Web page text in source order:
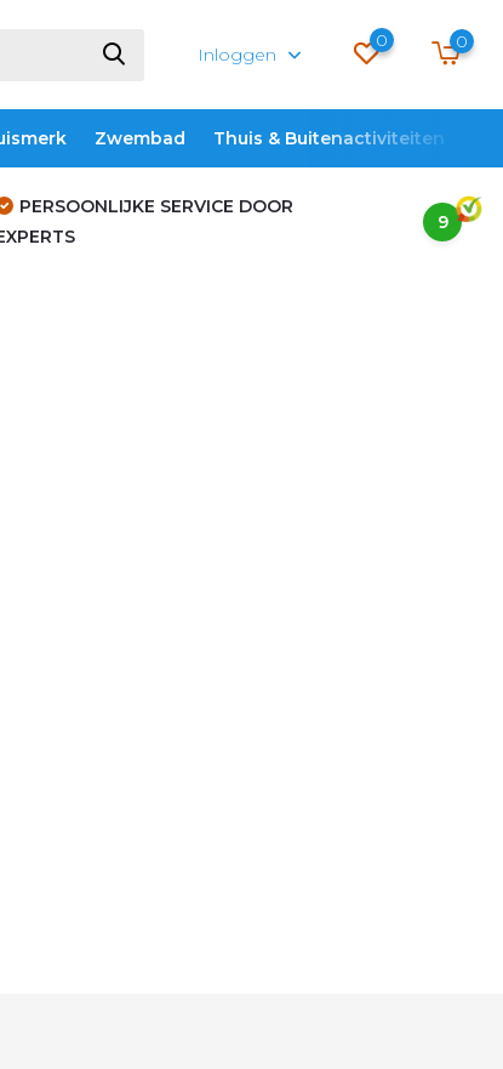
Inloggen
0 0
Zwembad Thuis & Buitenactiviteiten
PERSOONLIJKE SERVICE DOOR
9